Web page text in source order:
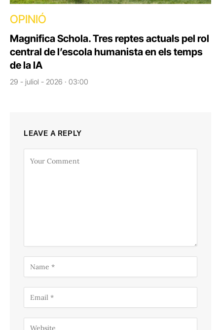
OPINIÓ
Magnifica Schola. Tres reptes actuals pel rol
central de l’escola humanista en els temps
de la IA
29 - juliol - 2026 · 03:00
LEAVE A REPLY